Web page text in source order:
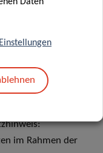
im Rahmen der